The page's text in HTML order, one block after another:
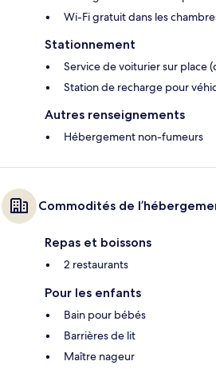
Wi-Fi gratuit dans les
Stationnement
Service de voiturier sur place
Station de recharge pour
Autres renseignements
Hébergement non-fumeurs
Commodités de
Repas et boissons
2 restaurants
Pour les enfants
Bain pour bébés
Barrières de lit
Maître nageur